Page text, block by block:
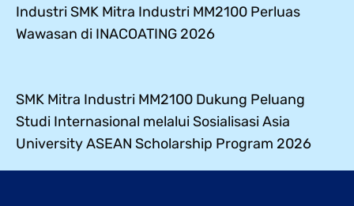
Industri SMK Mitra Industri MM2100 Perluas
Wawasan di INACOATING 2026
SMK Mitra Industri MM2100 Dukung Peluang
Studi Internasional melalui Sosialisasi Asia
University ASEAN Scholarship Program 2026